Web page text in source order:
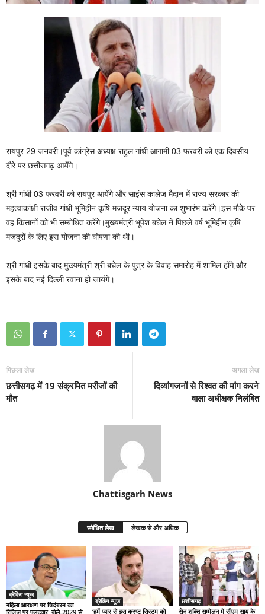
रायपुर 29 जनवरी।पूर्व कांग्रेस अध्यक्ष राहुल गांधी आगामी 03 फरवरी को एक दिवसीय
दौरे पर छत्तीसगढ़ आयेंगे।
श्री गांधी 03 फरवरी को रायपुर आयेंगे और साइंस कालेज मैदान में राज्य सरकार की
महत्वाकांक्षी राजीव गांधी भूमिहीन कृषि मजदूर न्याय योजना का शुभारंभ करेंगे।इस मौके पर
वह किसानों को भी सम्बोधित करेंगे।मुख्यमंत्री भूपेश बघेल ने पिछले वर्ष भूमिहीन कृषि
मजदूरों के लिए इस योजना की घोषणा की थी।
श्री गांधी इसके बाद मुख्यमंत्री श्री बघेल के पुत्र के विवाह समारोह में शामिल होंगे,और
इसके बाद नई दिल्ली रवाना हो जायंगे।
पिछला लेख
छत्तीसगढ़ में 19 संक्रमित मरीजों की
मौत
अगला लेख
दिव्यांगजनों से रिश्वत की मांग करने
वाला अधीक्षक निलंबित
Chattisgarh News
संबंधित लेख लेखक से और अधिक
ब्रेकिंग न्यूज
महिला आरक्षण पर चिदंबरम का
रिजिजू पर पलटवार, बोले-2029 से
ब्रेकिंग न्यूज
‘हमें प्यार से इस करप्ट सिस्टम को
छत्तीसगढ़
सेन शक्ति सम्मेलन में सीएम साय के